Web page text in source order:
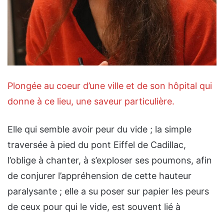
Plongée au coeur d’une ville et de son hôpital qui
donne à ce lieu, une saveur particulière.
Elle qui semble avoir peur du vide ; la simple
traversée à pied du pont Eiffel de Cadillac,
l’oblige à chanter, à s’exploser ses poumons, afin
de conjurer l’appréhension de cette hauteur
paralysante ; elle a su poser sur papier les peurs
de ceux pour qui le vide, est souvent lié à